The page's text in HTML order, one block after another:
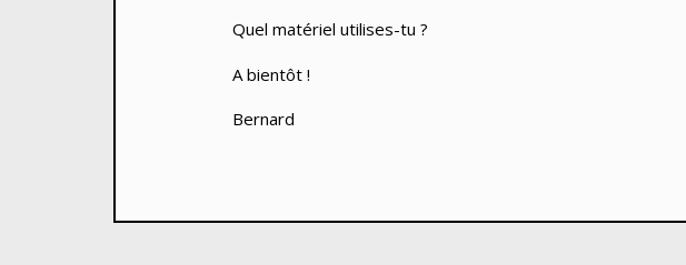
Quel matériel utilises-tu ?
A bientôt !
Bernard